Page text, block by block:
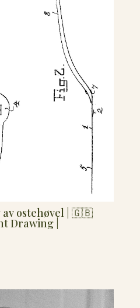
ostehøvel | 🇬🇧
Drawing |